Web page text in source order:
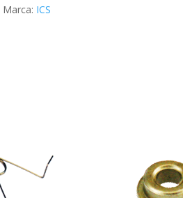
Marca: ICS